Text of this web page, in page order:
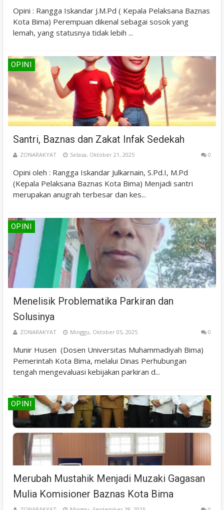
Opini : Rangga Iskandar J.M.Pd ( Kepala Pelaksana Baznas
Kota Bima) Perempuan dikenal sebagai sosok yang
lemah, yang statusnya tidak lebih ...
OPINI
Santri, Baznas dan Zakat Infak Sedekah
ZONARAKYAT Selasa, Oktober 21, 2025 0
Opini oleh : Rangga Iskandar Julkarnain, S.Pd.I, M.Pd
(Kepala Pelaksana Baznas Kota Bima) Menjadi santri
merupakan anugrah terbesar dan kes...
OPINI
Menelisik Problematika Parkiran dan
Solusinya
ZONARAKYAT Minggu, Oktober 05, 2025 0
Munir Husen (Dosen Universitas Muhammadiyah Bima)
Pemerintah Kota Bima, melalui Dinas Perhubungan
tengah mengevaluasi kebijakan parkiran d...
OPINI
Merubah Mustahik Menjadi Muzaki Gagasan
Mulia Komisioner Baznas Kota Bima